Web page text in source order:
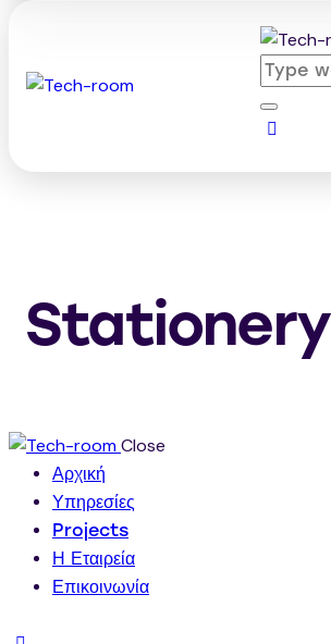
Stationery
Close
Αρχική
Υπηρεσίες
Projects
Η Εταιρεία
Επικοινωνία